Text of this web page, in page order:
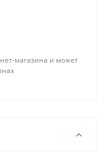
магазина и может